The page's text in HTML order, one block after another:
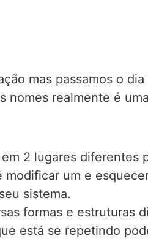
mas passamos o
nomes realmente é
2 lugares diferentes
um e
sistema.
formas e estruturas
está se repetindo